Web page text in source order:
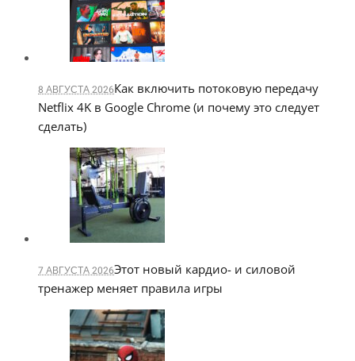
8 АВГУСТА 2026Как включить потоковую передачу
Netflix 4K в Google Chrome (и почему это следует
сделать)
7 АВГУСТА 2026Этот новый кардио- и силовой
тренажер меняет правила игры